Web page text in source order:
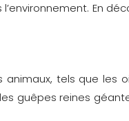
En
tels que
guêpes reines